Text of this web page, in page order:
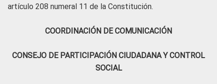
artículo 208 numeral 11 de la Constitución.
COORDINACIÓN DE COMUNICACIÓN
CONSEJO DE PARTICIPACIÓN CIUDADANA Y CONTROL
SOCIAL